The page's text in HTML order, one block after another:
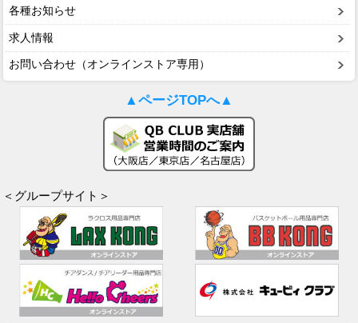
各種お知らせ
求人情報
お問い合わせ（オンラインストア専用）
▲ページTOPへ▲
＜グループサイト＞